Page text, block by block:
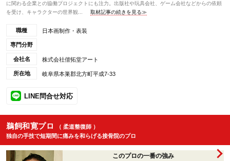
に関わる企業との協働プロジェクトにも注力。出版社や玩具会社、ゲーム会社などからの依頼
を受け、キャラクターの世界観...
取材記事の続きを見る≫
職種 日本画制作・表装
専門分野
会社名 株式会社偕拓堂アート
所在地 岐阜県本巣郡北方町平成7-33
LINE問合せ対応
鵜飼和寛プロ
（ 柔道整復師 ）
独自の手技で短期間に痛みを和らげる接骨院のプロ
このプロの一番の強み